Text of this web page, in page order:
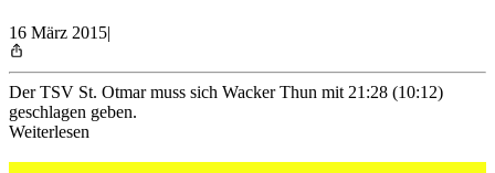
16 März 2015|
Der TSV St. Otmar muss sich Wacker Thun mit 21:28 (10:12)
geschlagen geben.
Weiterlesen